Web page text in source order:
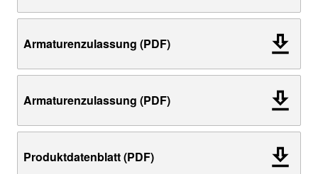
Armaturenzulassung (PDF)
Armaturenzulassung (PDF)
Produktdatenblatt (PDF)